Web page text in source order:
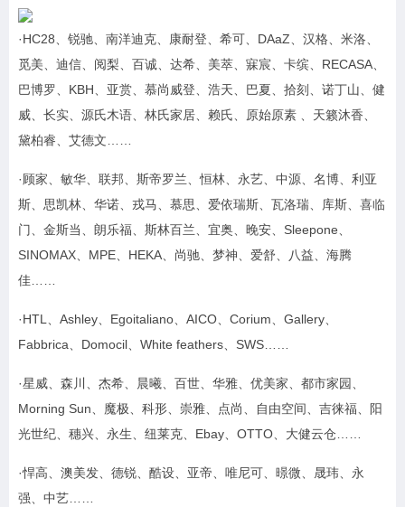
·HC28、锐驰、南洋迪克、康耐登、希可、DAaZ、汉格、米洛、
觅美、迪信、阅梨、百诚、达希、美萃、寐宸、卡缤、RECASA、
巴博罗、KBH、亚赏、慕尚威登、浩天、巴夏、拾刻、诺丁山、健
威、长实、源氏木语、林氏家居、赖氏、原始原素 、天籁沐香、
黛柏睿、艾德文……
·顾家、敏华、联邦、斯帝罗兰、恒林、永艺、中源、名博、利亚
斯、思凯林、华诺、戎马、慕思、爱依瑞斯、瓦洛瑞、库斯、喜临
门、金斯当、朗乐福、斯林百兰、宜奥、晚安、Sleepone、
SINOMAX、MPE、HEKA、尚驰、梦神、爱舒、八益、海腾
佳……
·HTL、Ashley、Egoitaliano、AICO、Corium、Gallery、
Fabbrica、Domocil、White feathers、SWS……
·星威、森川、杰希、晨曦、百世、华雅、优美家、都市家园、
Morning Sun、魔极、科形、崇雅、点尚、自由空间、吉徕福、阳
光世纪、穗兴、永生、纽莱克、Ebay、OTTO、大健云仓……
·悍高、澳美发、德锐、酷设、亚帝、唯尼可、暻微、晟玮、永
强、中艺……